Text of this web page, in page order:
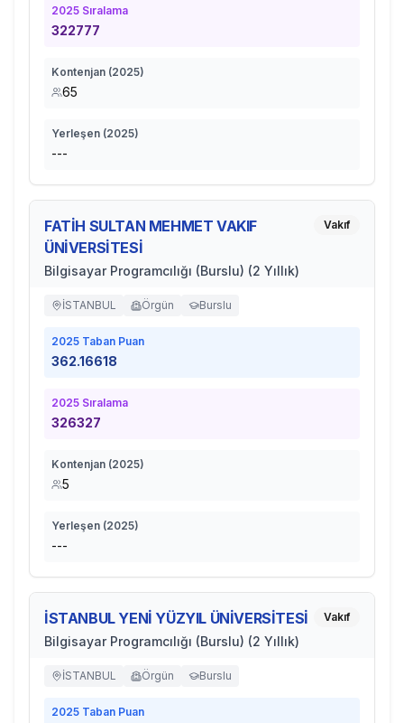
2025 Sıralama
322777
Kontenjan (2025)
65
Yerleşen (2025)
---
FATİH SULTAN MEHMET VAKIF
ÜNİVERSİTESİ
Bilgisayar Programcılığı (Burslu) (2 Yıllık)
Vakıf
İSTANBUL Örgün Burslu
2025 Taban Puan
362.16618
2025 Sıralama
326327
Kontenjan (2025)
5
Yerleşen (2025)
---
İSTANBUL YENİ YÜZYIL ÜNİVERSİTESİ
Bilgisayar Programcılığı (Burslu) (2 Yıllık)
Vakıf
İSTANBUL Örgün Burslu
2025 Taban Puan